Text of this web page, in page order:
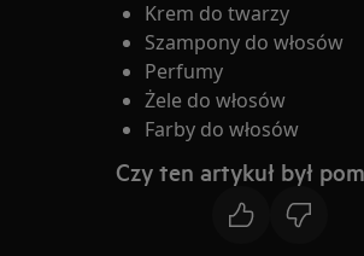
Krem do twarzy
Szampony do włosów
Perfumy
Żele do włosów
Farby do włosów
Czy ten artykuł był